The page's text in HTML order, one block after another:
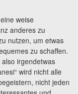
weise
anderes zu
nutzen, um etwas
zu schaffen.
irgendetwas
wird nicht alle
nicht jeden